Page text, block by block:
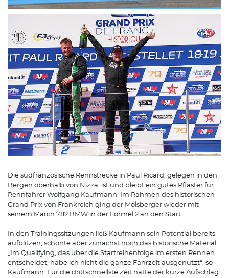
Die südfranzösische Rennstrecke in Paul Ricard, gelegen in den
Bergen oberhalb von Nizza, ist und bleibt ein gutes Pflaster für
Rennfahrer Wolfgang Kaufmann. Im Rahmen des historischen
Grand Prix von Frankreich ging der Molsberger wieder mit
seinem March 782 BMW in der Formel 2 an den Start.
In den Trainingssitzungen ließ Kaufmann sein Potential bereits
aufblitzen, schonte aber zunächst noch das historische Material.
„Im Qualifying, das über die Startreihenfolge im ersten Rennen
entscheidet, habe ich nicht die ganze Fahrzeit ausgenutzt“, so
Kaufmann. Für die drittschnellste Zeit hatte der kurze Aufschlag